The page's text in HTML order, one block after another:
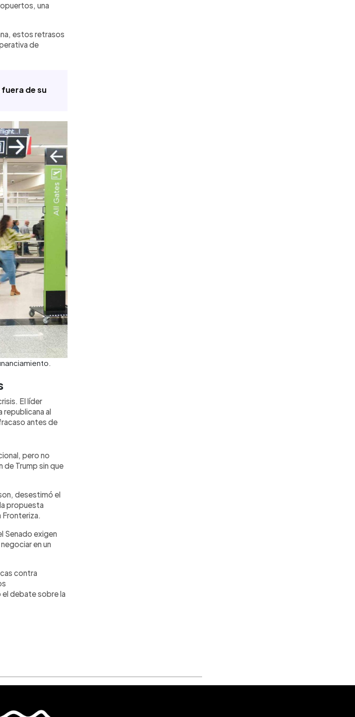
una
estos retrasos
de
de su
El líder
al
antes de
pero no
de Trump sin que
desestimó el
propuesta
Fronteriza.
Senado exigen
en un
contra
el debate sobre la